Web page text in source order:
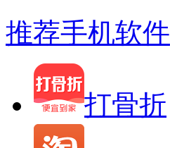
推荐手机软件
打骨折